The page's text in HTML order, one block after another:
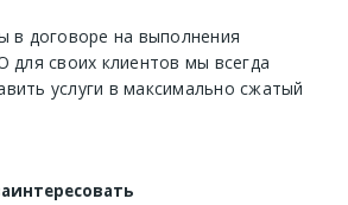
в договоре на выполнения
для своих клиентов мы всегда
услуги в максимально сжатый